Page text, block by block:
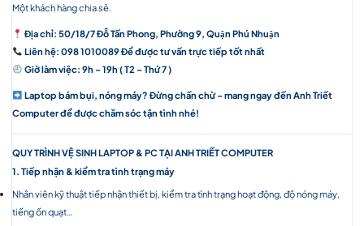
Một khách hàng chia sẻ.
Địa chỉ: 50/18/7 Đỗ Tấn Phong, Phường 9, Quận Phú Nhuận
Liên hệ: 098 1010089 Để được tư vấn trực tiếp tốt nhất
Giờ làm việc: 9h – 19h ( T2 – Thứ 7 )
Laptop bám bụi, nóng máy? Đừng chần chừ – mang ngay đến Anh Triết
Computer để được chăm sóc tận tình nhé!
QUY TRÌNH VỆ SINH LAPTOP & PC TẠI ANH TRIẾT COMPUTER
1. Tiếp nhận & kiểm tra tình trạng máy
Nhân viên kỹ thuật tiếp nhận thiết bị, kiểm tra tình trạng hoạt động, độ nóng máy,
tiếng ồn quạt…